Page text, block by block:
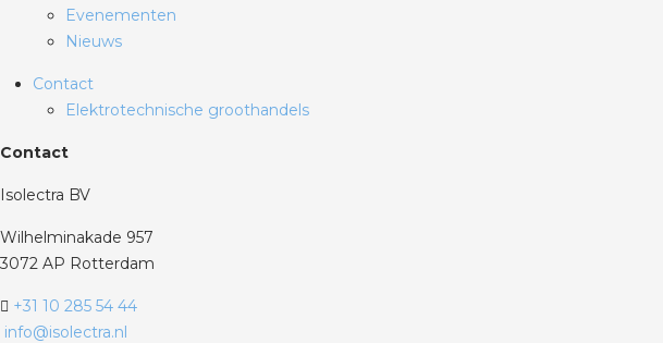
Evenementen
Nieuws
Contact
Elektrotechnische groothandels
Contact
Isolectra BV
Wilhelminakade 957
3072 AP Rotterdam
+31 10 285 54 44
info@isolectra.nl